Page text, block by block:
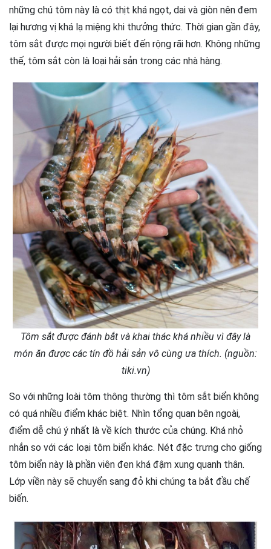
những chú tôm này là có thịt khá ngọt, dai và giòn nên đem
lại hương vị khá lạ miệng khi thưởng thức. Thời gian gần đây,
tôm sắt được mọi người biết đến rộng rãi hơn. Không những
thế, tôm sắt còn là loại hải sản trong các nhà hàng.
Tôm sắt được đánh bắt và khai thác khá nhiều vì đây là
món ăn được các tín đồ hải sản vô cùng ưa thích. (nguồn:
tiki.vn)
So với những loài tôm thông thường thì tôm sắt biển không
có quá nhiều điểm khác biệt. Nhìn tổng quan bên ngoài,
điểm dễ chú ý nhất là về kích thước của chúng. Khá nhỏ
nhắn so với các loại tôm biển khác. Nét đặc trưng cho giống
tôm biển này là phần viên đen khá đậm xung quanh thân.
Lớp viền này sẽ chuyển sang đỏ khi chúng ta bắt đầu chế
biến.